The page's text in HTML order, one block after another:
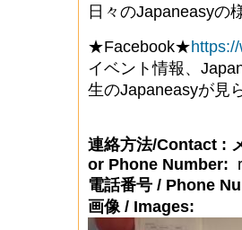
日々のJapaneasyの
★Facebook★
イベント情報、
生のJapaneasyが見
連絡方法/Contact :
or Phone Number:
電話番号 / Phone
画像 / Images: